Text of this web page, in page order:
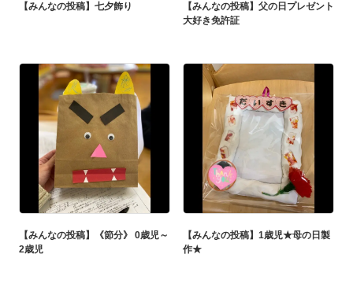
【みんなの投稿】七夕飾り
【みんなの投稿】父の日プレゼント
大好き免許証
【みんなの投稿】《節分》 0歳児～
2歳児
【みんなの投稿】1歳児★母の日製
作★